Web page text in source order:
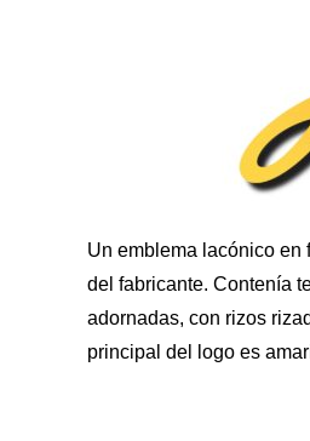
Un emblema lacónico en
del fabricante. Contenía
adornadas, con rizos
principal del logo es